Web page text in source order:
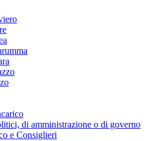
di amministrazione o di governo
e Consiglieri